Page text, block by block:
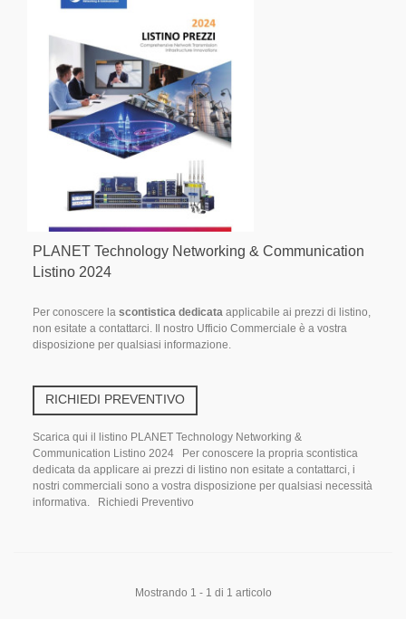
PLANET Technology Networking & Communication
Listino 2024
Per conoscere la scontistica dedicata applicabile ai prezzi di listino,
non esitate a contattarci. Il nostro Ufficio Commerciale è a vostra
disposizione per qualsiasi informazione.
RICHIEDI PREVENTIVO
Scarica qui il listino PLANET Technology Networking &
Communication Listino 2024 Per conoscere la propria scontistica
dedicata da applicare ai prezzi di listino non esitate a contattarci, i
nostri commerciali sono a vostra disposizione per qualsiasi necessità
informativa. Richiedi Preventivo
Mostrando 1 - 1 di 1 articolo